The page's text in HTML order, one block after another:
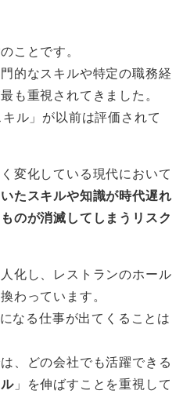
のことです。
的なスキルや特定の職務経
も重視されてきました。
ル」が以前は評価されて
変化している現代において
たスキルや知識が時代遅れ
のが消滅してしまうリスク
化し、レストランのホール
わっています。
なる仕事が出てくることは
、どの会社でも活躍できる
」を伸ばすことを重視して